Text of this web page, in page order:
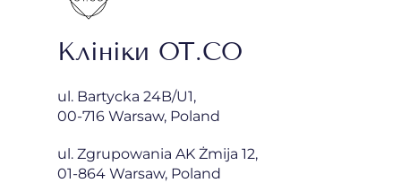
Клініки OT.CO
ul. Bartycka 24B/U1,
00-716 Warsaw, Poland
ul. Zgrupowania AK Żmija 12,
01-864 Warsaw, Poland